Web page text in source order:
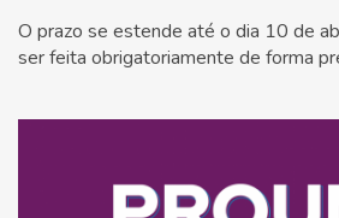
O prazo se estende até o dia 10 de
ser feita obrigatoriamente de forma